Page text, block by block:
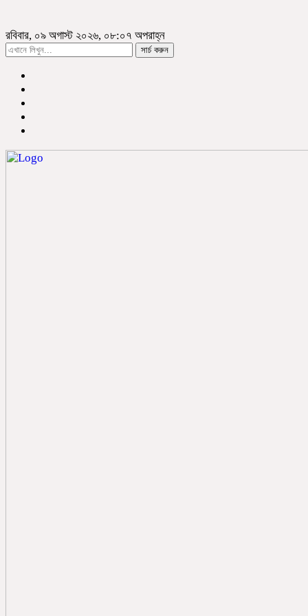
রবিবার, ০৯ অগাস্ট ২০২৬, ০৮:০৭ অপরাহ্ন
সার্চ করুন